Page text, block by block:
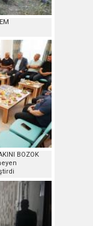
BOZOK